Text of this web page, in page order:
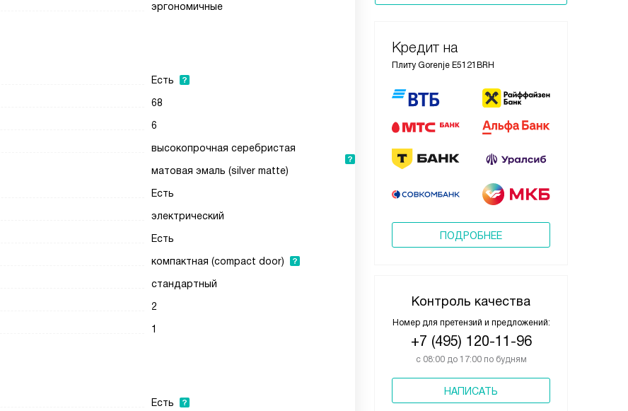
Кредит на
Плиту Gorenje E5121BRH
ПОДРОБНЕЕ
Контроль качества
Номер для претензий и предложений:
+7 (495) 120-11-96
с 08:00 до 17:00 по будням
НАПИСАТЬ
эргономичные
Есть
68
6
высокопрочная серебристая
матовая эмаль (silver matte)
Есть
электрический
Есть
компактная (compact door)
стандартный
2
1
Есть